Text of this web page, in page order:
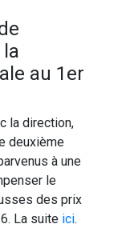
au 1er
la direction,
deuxième
à une
le
des prix
La suite ici.